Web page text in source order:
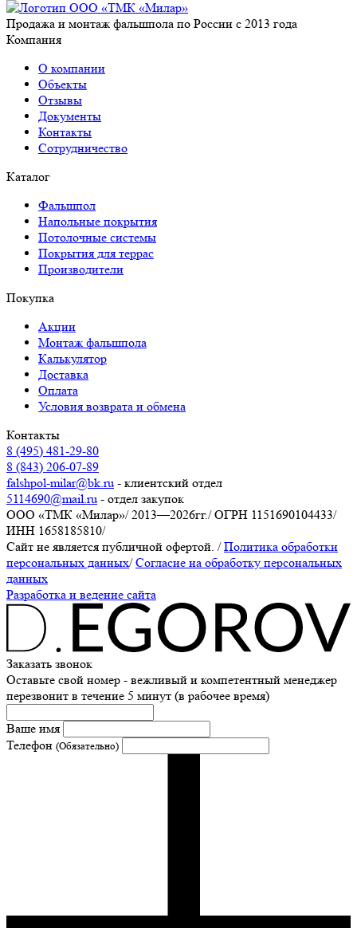
Продажа и монтаж фальшпола по России с 2013 года
Компания
О компании
Объекты
Отзывы
Документы
Контакты
Сотрудничество
Каталог
Фальшпол
Напольные покрытия
Потолочные системы
Покрытия для террас
Производители
Покупка
Акции
Монтаж фальшпола
Калькулятор
Доставка
Оплата
Условия возврата и обмена
Контакты
8 (495) 481-29-80
8 (843) 206-07-89
falshpol-milar@bk.ru - клиентский отдел
5114690@mail.ru - отдел закупок
ООО «ТМК «Милар»/ 2013—2026гг./ОГРН 1151690104433/
ИНН 1658185810/
Сайт не является публичной офертой. / Политика обработки
персональных данных/ Согласие на обработку персональных
данных
Разработка и ведение сайта
Заказать звонок
Оставьте свой номер - вежливый и компетентный менеджер
перезвонит в течение 5 минут (в рабочее время)
Ваше имя
Телефон (Обязательно)